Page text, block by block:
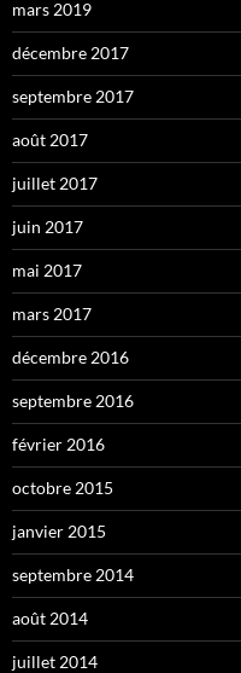
mars 2019
décembre 2017
septembre 2017
août 2017
juillet 2017
juin 2017
mai 2017
mars 2017
décembre 2016
septembre 2016
février 2016
octobre 2015
janvier 2015
septembre 2014
août 2014
juillet 2014